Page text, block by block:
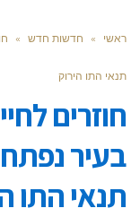
ראשי » חדשות חדש »
תנאי התו הירוק
חוזרים
בעיר
תנאי התו